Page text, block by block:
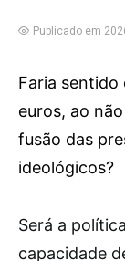
Publicado em
Faria sentido
euros, ao
fusão das
ideológicos?
Será a
capacidade